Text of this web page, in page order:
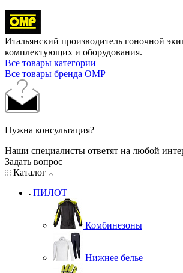
Итальянский производитель гоночной
комплектующих и оборудования.
Все товары категории
Все товары бренда OMP
Нужна консультация?
Наши специалисты ответят на любой
Задать вопрос
Каталог
ПИЛОТ
Комбинезоны
Нижнее белье